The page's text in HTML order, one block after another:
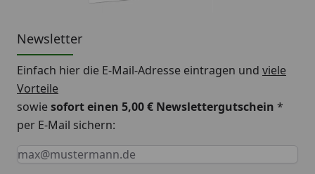
Newsletter
Einfach hier die E-Mail-Adresse eintragen und viele
Vorteile
sowiesofort einen 5,00 € Newslettergutschein *
per E-Mail sichern:
Keine Eingabe erforderlich
Eingabe erforderlich
E-Mail *